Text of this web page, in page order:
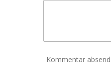
Kommentar